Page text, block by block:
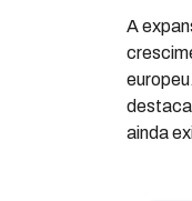
A
destaca
ainda